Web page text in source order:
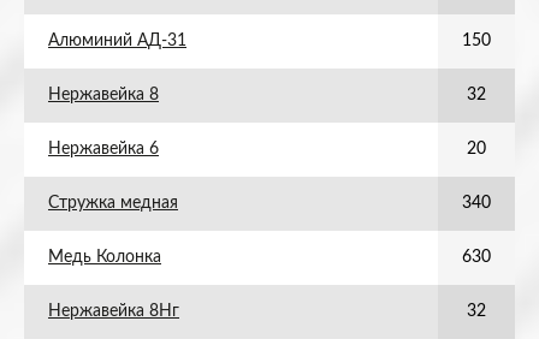
Алюминий АД-31 150
Нержавейка 8 32
Нержавейка 6 20
Стружка медная 340
Медь Колонка 630
Нержавейка 8Нг 32